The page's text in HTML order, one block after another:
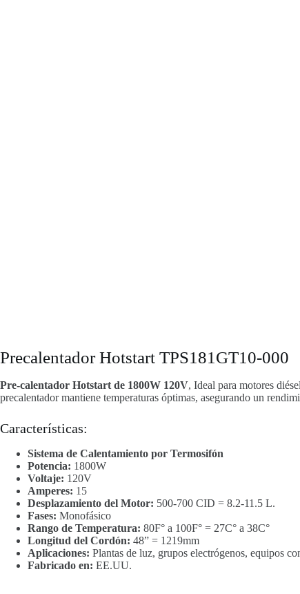
Precalentador Hotstart TPS181GT10-000
Pre-calentador Hotstart de 1800W 120V, Ideal para motores
precalentador mantiene temperaturas óptimas, asegurando un
Características:
Sistema de Calentamiento por Termosifón
Potencia: 1800W
Voltaje: 120V
Amperes: 15
Desplazamiento del Motor: 500-700 CID = 8.2-11.5 L.
Fases: Monofásico
Rango de Temperatura: 80F° a 100F° = 27C° a 38C°
Longitud del Cordón: 48” = 1219mm
Aplicaciones: Plantas de luz, grupos electrógenos, equipos
Fabricado en: EE.UU.